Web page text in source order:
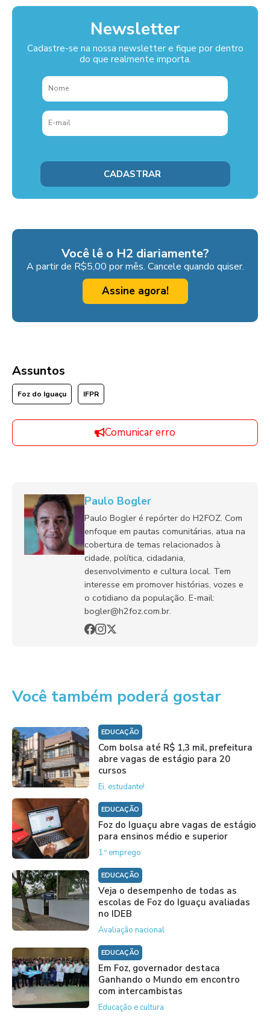
Newsletter
Cadastre-se na nossa newsletter e fique por dentro
do que realmente importa.
Você lê o H2 diariamente?
A partir de R$5,00 por mês. Cancele quando quiser.
Assine agora!
Assuntos
Foz do Iguaçu IFPR
Comunicar erro
Paulo Bogler
Paulo Bogler é repórter do H2FOZ. Com
enfoque em pautas comunitárias, atua na
cobertura de temas relacionados à
cidade, política, cidadania,
desenvolvimento e cultura local. Tem
interesse em promover histórias, vozes e
o cotidiano da população. E-mail:
bogler@h2foz.com.br.
Você também poderá gostar
EDUCAÇÃO
Com bolsa até R$ 1,3 mil, prefeitura
abre vagas de estágio para 20
cursos
Ei, estudante!
EDUCAÇÃO
Foz do Iguaçu abre vagas de estágio
para ensinos médio e superior
1.º emprego
EDUCAÇÃO
Veja o desempenho de todas as
escolas de Foz do Iguaçu avaliadas
no IDEB
Avaliação nacional
EDUCAÇÃO
Em Foz, governador destaca
Ganhando o Mundo em encontro
com intercambistas
Educação e cultura